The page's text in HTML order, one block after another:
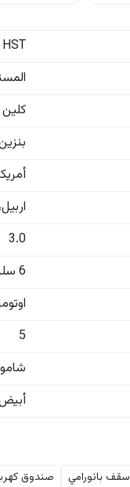
HST
كلين
اربيل،
3.0
6 سلندر
5
سقف بانورامي صندوق